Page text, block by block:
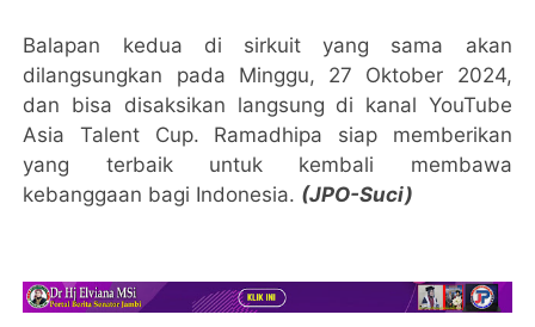
Balapan kedua di sirkuit yang sama akan
dilangsungkan pada Minggu, 27 Oktober 2024,
dan bisa disaksikan langsung di kanal YouTube
Asia Talent Cup. Ramadhipa siap memberikan
yang terbaik untuk kembali membawa
kebanggaan bagi Indonesia. (JPO-Suci)